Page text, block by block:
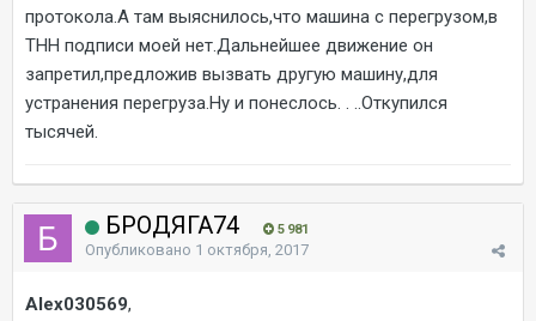
протокола.А там выяснилось,что машина с перегрузом,в
ТНН подписи моей нет.Дальнейшее движение он
запретил,предложив вызвать другую машину,для
устранения перегруза.Ну и понеслось. . ..Откупился
тысячей.
БРОДЯГА74 5 981
Опубликовано 1 октября, 2017
Alex030569,